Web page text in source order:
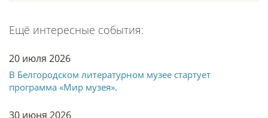
Ещё интересные события:
20 июля 2026
В Белгородском литературном музее стартует
программа «Мир музея».
30 июня 2026